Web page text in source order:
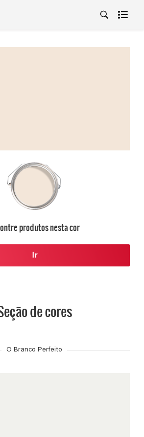
produtos nesta cor
Ir
de cores
O Branco Perfeito